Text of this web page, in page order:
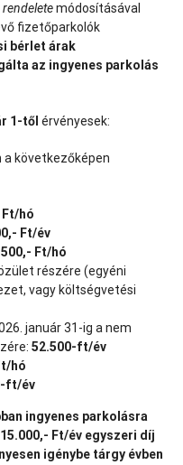
módosításával
fizetőparkolók
bérlet árak
az ingyenes parkolás
1-től érvényesek:
a következőképen
Ft/hó
Ft/év
Ft/hó
részére (egyéni
vagy költségvetési
január 31-ig a nem
52.500-ft/év
hó
ft/év
ingyenes parkolásra
Ft/év egyszeri díj
igénybe tárgy évben